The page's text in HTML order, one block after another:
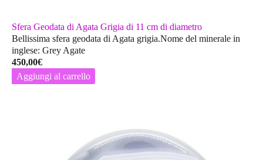
Sfera Geodata di Agata Grigia di 11 cm di diametro
Bellissima sfera geodata di Agata grigia.Nome del minerale in
inglese: Grey Agate
450,00€
Aggiungi al carrello